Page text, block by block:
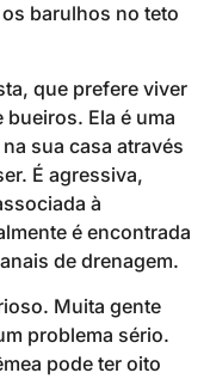
barulhos no teto
que prefere viver
Ela é uma
sua casa através
É agressiva,
à
é encontrada
de drenagem.
Muita gente
problema sério.
pode ter oito